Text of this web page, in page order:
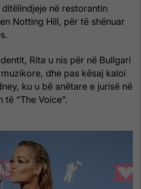
në restorantin
Notting Hill, për të shënuar
Rita u nis për në Bullgari
dhe pas kësaj kaloi
ku u bë anëtare e jurisë në
“The Voice”.